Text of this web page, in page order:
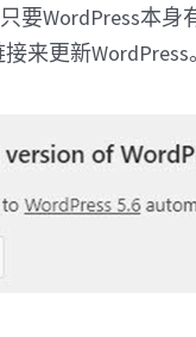
要WordPress本
来更新WordPress。